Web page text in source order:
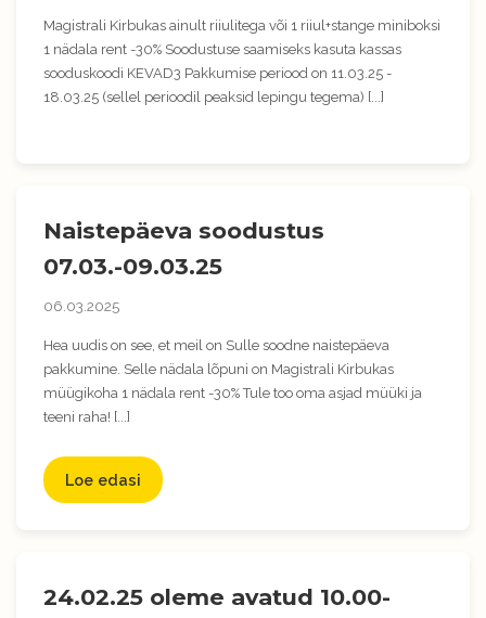
Magistrali Kirbukas ainult riiulitega või 1 riiul+stange miniboksi
1 nädala rent -30% Soodustuse saamiseks kasuta kassas
sooduskoodi KEVAD3 Pakkumise periood on 11.03.25 -
18.03.25 (sellel perioodil peaksid lepingu tegema) [...]
Naistepäeva soodustus
07.03.-09.03.25
06.03.2025
Hea uudis on see, et meil on Sulle soodne naistepäeva
pakkumine. Selle nädala lõpuni on Magistrali Kirbukas
müügikoha 1 nädala rent -30% Tule too oma asjad müüki ja
teeni raha! [...]
Loe edasi
24.02.25 oleme avatud 10.00-